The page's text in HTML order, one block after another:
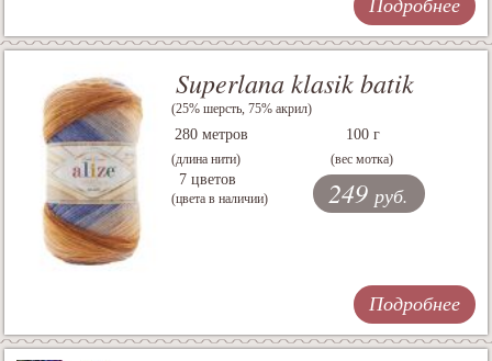
Superlana klasik batik
(25% шерсть, 75% акрил)
280 метров
(длина нити)
100 г
(вес мотка)
7 цветов
(цвета в наличии) 249 руб.
Подробнее